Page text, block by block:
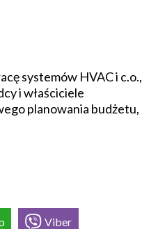
systemów HVAC i c.o.,
i właściciele
planowania budżetu,
Viber